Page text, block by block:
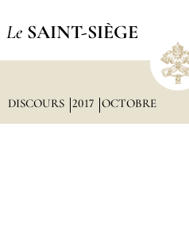
Le SAINT-SIÈGE
DISCOURS 2017 OCTOBRE